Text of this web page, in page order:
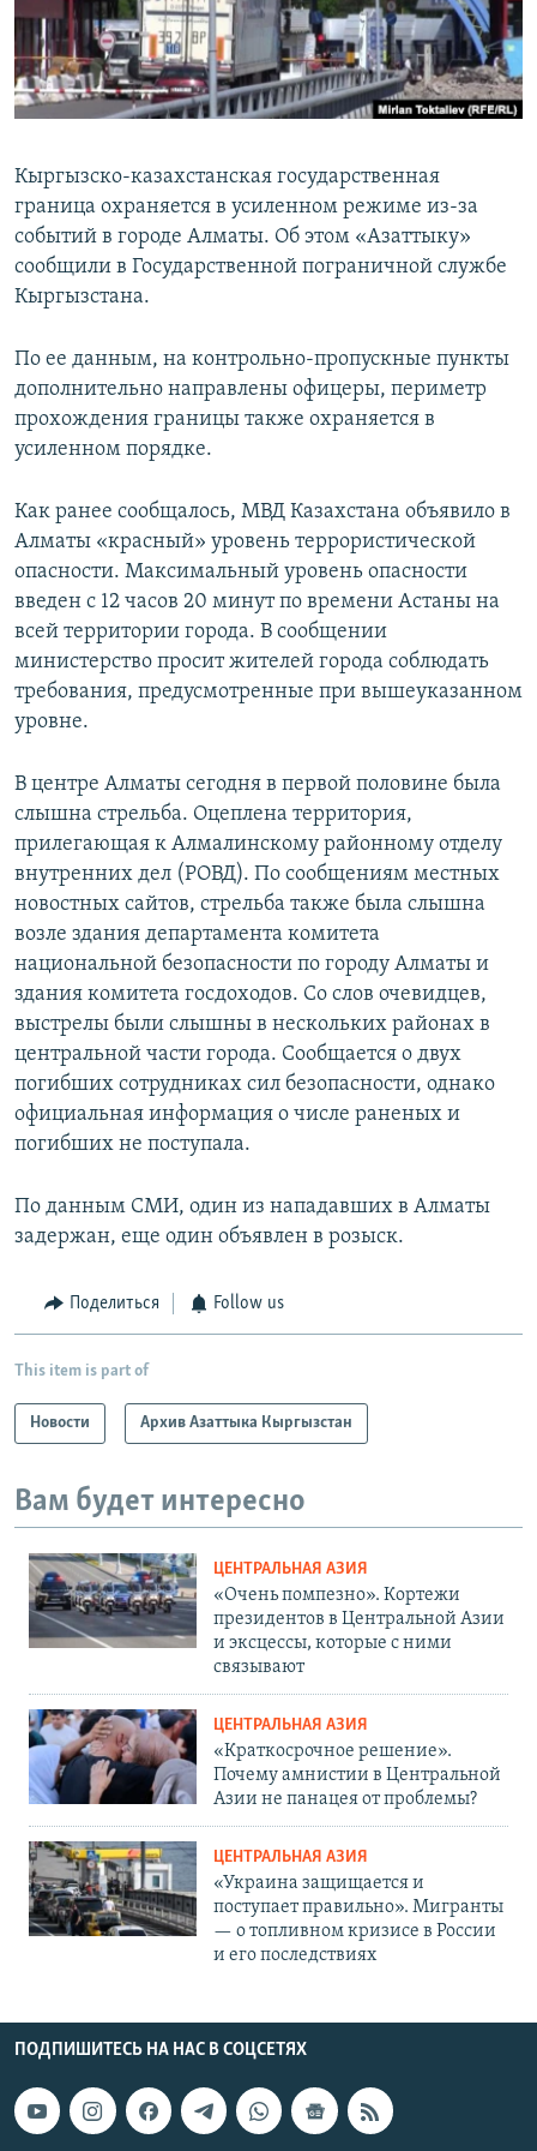
Кыргызско-казахстанская государственная
граница охраняется в усиленном режиме из-за
событий в городе Алматы. Об этом «Азаттыку»
сообщили в Государственной пограничной службе
Кыргызстана.
По ее данным, на контрольно-пропускные пункты
дополнительно направлены офицеры, периметр
прохождения границы также охраняется в
усиленном порядке.
Как ранее сообщалось, МВД Казахстана объявило в
Алматы «красный» уровень террористической
опасности. Максимальный уровень опасности
введен с 12 часов 20 минут по времени Астаны на
всей территории города. В сообщении
министерство просит жителей города соблюдать
требования, предусмотренные при вышеуказанном
уровне.
В центре Алматы сегодня в первой половине была
слышна стрельба. Оцеплена территория,
прилегающая к Алмалинскому районному отделу
внутренних дел (РОВД). По сообщениям местных
новостных сайтов, стрельба также была слышна
возле здания департамента комитета
национальной безопасности по городу Алматы и
здания комитета госдоходов. Со слов очевидцев,
выстрелы были слышны в нескольких районах в
центральной части города. Сообщается о двух
погибших сотрудниках сил безопасности, однако
официальная информация о числе раненых и
погибших не поступала.
По данным СМИ, один из нападавших в Алматы
задержан, еще один объявлен в розыск.
Поделиться Follow us
This item is part of
Новости Архив Азаттыка Кыргызстан
Вам будет интересно
ЦЕНТРАЛЬНАЯ АЗИЯ
«Очень помпезно». Кортежи
президентов в Центральной Азии
и эксцессы, которые с ними
связывают
ЦЕНТРАЛЬНАЯ АЗИЯ
«Краткосрочное решение».
Почему амнистии в Центральной
Азии не панацея от проблемы?
ЦЕНТРАЛЬНАЯ АЗИЯ
«Украина защищается и
поступает правильно». Мигранты
— о топливном кризисе в России
и его последствиях
ПОДПИШИТЕСЬ НА НАС В СОЦСЕТЯХ